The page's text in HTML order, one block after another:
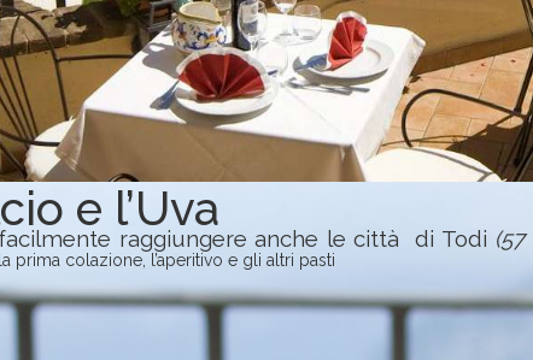
e l’Uva
prima colazione, l’aperitivo e gli altri pasti
raggiungere anche le città di Todi (57